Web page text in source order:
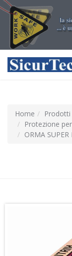
Home
Prodotti
Protezione
ORMA SUPER